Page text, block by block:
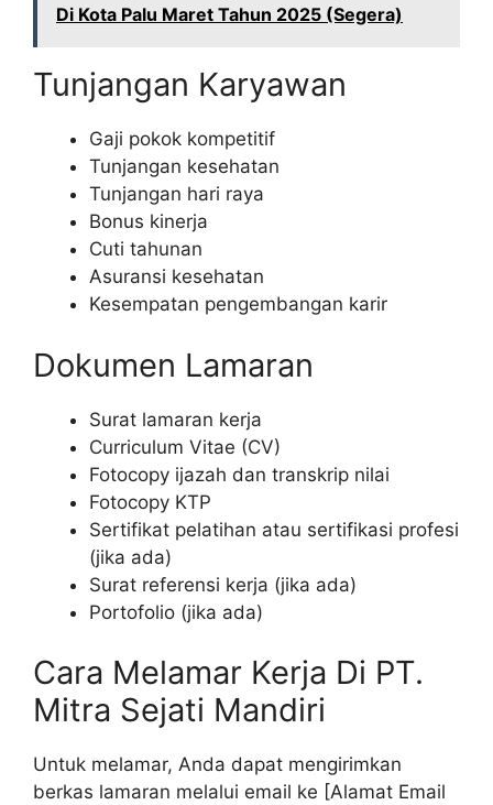
Di Kota Palu Maret Tahun 2025 (Segera)
Tunjangan Karyawan
Gaji pokok kompetitif
Tunjangan kesehatan
Tunjangan hari raya
Bonus kinerja
Cuti tahunan
Asuransi kesehatan
Kesempatan pengembangan karir
Dokumen Lamaran
Surat lamaran kerja
Curriculum Vitae (CV)
Fotocopy ijazah dan transkrip nilai
Fotocopy KTP
Sertifikat pelatihan atau sertifikasi profesi
(jika ada)
Surat referensi kerja (jika ada)
Portofolio (jika ada)
Cara Melamar Kerja Di PT.
Mitra Sejati Mandiri
Untuk melamar, Anda dapat mengirimkan
berkas lamaran melalui email ke [Alamat Email